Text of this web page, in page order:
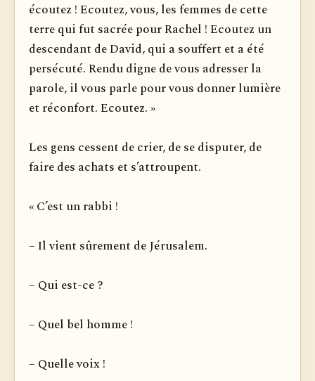
écoutez ! Ecoutez, vous, les femmes de cette
terre qui fut sacrée pour Rachel ! Ecoutez un
descendant de David, qui a souffert et a été
persécuté. Rendu digne de vous adresser la
parole, il vous parle pour vous donner lumière
et réconfort. Ecoutez. »
Les gens cessent de crier, de se disputer, de
faire des achats et s’attroupent.
« C’est un rabbi !
– Il vient sûrement de Jérusalem.
– Qui est-ce ?
– Quel bel homme !
– Quelle voix !